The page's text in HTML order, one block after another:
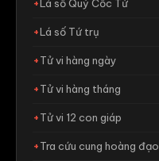
Lá số Quỷ Cốc Tử
Lá số Tứ trụ
Tử vi hàng ngày
Tử vi hàng tháng
Tử vi 12 con giáp
Tra cứu cung hoàng đạo